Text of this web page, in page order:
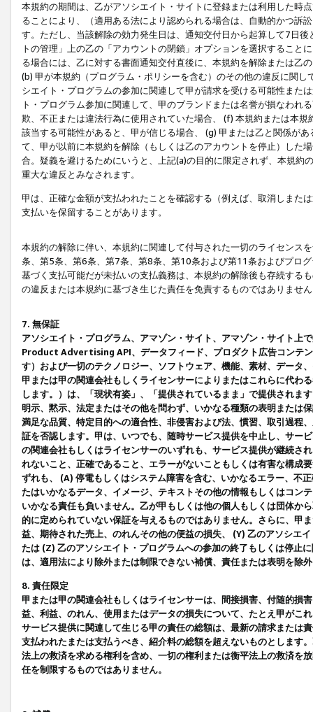
本規約の期間は、乙がアソシエイト・サイトに登録または利用した時
ることにより、（適用ある法により認められる場合は、自動的かつ訴
す。ただし、当該解除の効力発生日は、通知交付日から起算して7日
トの管理」上の乙の「アカウントの閉鎖」オプションを選択するこ
る場合には、乙に対する書面通知交付直後に、本規約を解除または乙
(b) 甲が本規約（プログラム・ポリシーを含む）のその他の違反に関
シエイト・プログラムの参加に関連して甲が請求を受ける可能性また
ト・プログラム参加に関連して、甲のブランドまたは名誉が損なわれ
欺、不正または違法行為に使用されていた場合、 (f) 本規約または本
該当する可能性があると、甲が信じる場合、 (g) 甲または乙と関係が
て、甲が以前に本規約を解除（もしくは乙のアカウントを停止）した
合。疑義を避けるためにいうと、上記(a)の目的に限定されず、本規
重大な違反とみなされます。
甲は、正確な金額が支払われたことを確認する（例えば、取消しまた
支払いを保留することがあります。
本規約の解除に伴い、本規約に関連して付与された一切のライセンス
条、第5条、第6条、第7条、第8条、第10条および第11条およびプロ
基づく支払可能だが未払いの支払義務は、本規約の解除後も存続する
の違反または本規約に基づき生じた責任を免責するものではありませ
7. 無保証
アソシエイト・プログラム、アマゾン・サイト、アマゾン・サイト上
Product Advertising API、データフィード、プロダクト広告コンテ
す）および一切のテクノロジー、ソフトウェア、機能、素材、データ
甲または甲の関連会社もしくライセンサーによりまたはこれらに代わ
します。）は、「現状有姿」、「提供されているまま」で提供されま
明示、黙示、法定またはその他を問わず、いかなる種類の表明または
満足な品質、特定目的への適合性、非侵害および法、慣習、取引過程
証を否認します。甲は、いつでも、随時サービス提供を中止し、サー
の関連会社もしくはライセンサーのいずれも、サービス提供が継続さ
れないこと、正確であること、エラーがないこともしくは有害な構成
ずれも、 (A) 停電もしくはシステム障害を含む、いかなるエラー、不
たはいかなるデータ、イメージ、テキストその他の情報もしくはコン
いかなる責任も負いません。乙が甲もしくは他の個人もしくは団体か
的に定められていない保証を与えるものではありません。さらに、甲
益、期待された売上、のれんその他の便益の損失、 (Y) 乙のアソシエ
たは (Z) 乙のアソシエイト・プログラムへの参加の終了もしくは停止
は、適用法により除外または制限できない補償、責任または表明を除
8. 責任限定
甲または甲の関連会社もしくはライセンサーは、間接損害、付随的損
益、利益、のれん、使用またはデータの損失について、たとえ甲がこ
サービス提供に関連して生じる甲の責任の総額は、最新の請求または
支払われたまたは支払うべき、紹介料の総額を超えないものとします
法上の救済を求める権利を含め、一切の権利または衡平法上の救済を
任を制限するものではありません。